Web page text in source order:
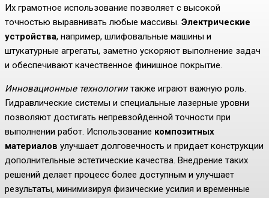
Их грамотное использование позволяет с высокой
точностью выравнивать любые массивы. Электрические
устройства, например, шлифовальные машины и
штукатурные агрегаты, заметно ускоряют выполнение задач
и обеспечивают качественное финишное покрытие.
Инновационные технологиитакже играют важную роль.
Гидравлические системы и специальные лазерные уровни
позволяют достигать непревзойденной точности при
выполнении работ. Использование композитных
материалов улучшает долговечность и придает конструкции
дополнительные эстетические качества. Внедрение таких
решений делает процесс более доступным и улучшает
результаты, минимизируя физические усилия и временные